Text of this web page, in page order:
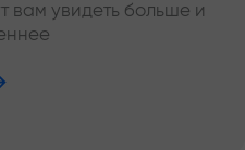
вам увидеть больше и